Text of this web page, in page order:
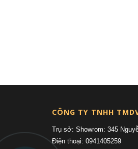
CÔNG TY TNHH
Trụ sở: Showrom: 345
Điện thoại: 0941405259